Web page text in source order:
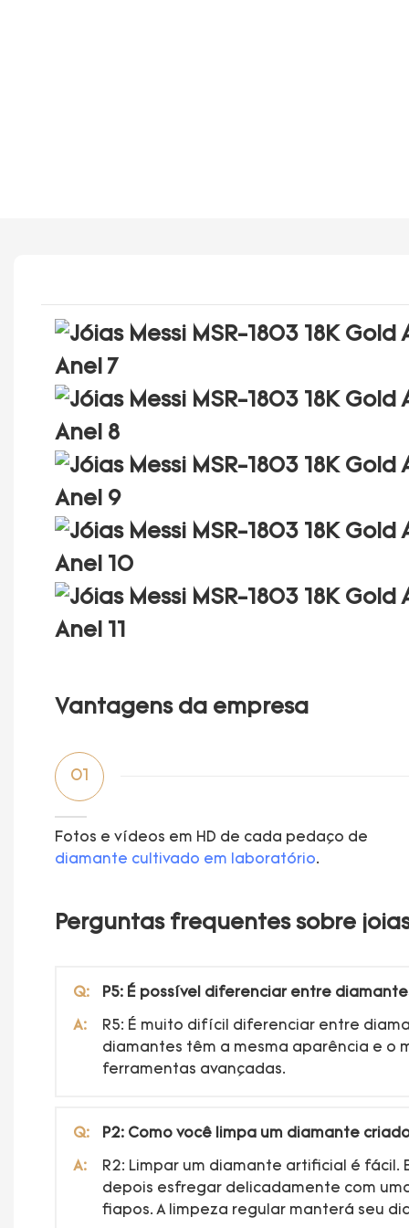
Vantagens da empresa
01
Fotos e vídeos em HD de cada pedaço de
diamante cultivado em laboratório.
Perguntas frequentes sobre
Q: P5: É possível diferenciar entre
A:
R5: É muito difícil diferenciar entre
diamantes têm a mesma aparência e o
ferramentas avançadas.
Q: P2: Como você limpa um diamante
A:
R2: Limpar um diamante artificial é
depois esfregar delicadamente com
fiapos. A limpeza regular manterá seu